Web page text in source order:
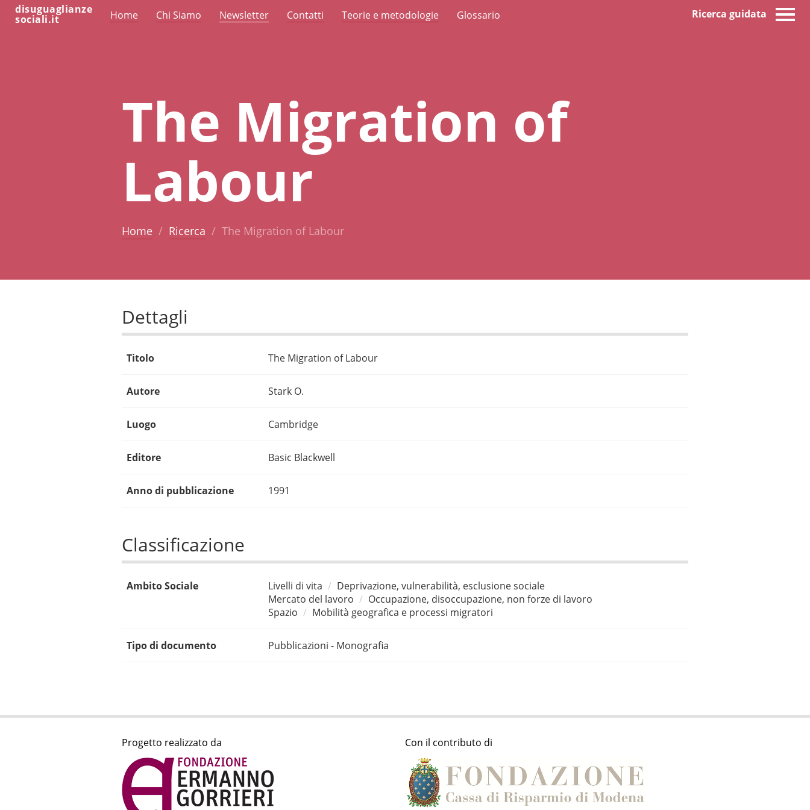
disuguaglianze
sociali.it Home Chi Siamo Newsletter Contatti Teorie e metodologie Glossario Ricerca guidata
The Migration of
Labour
Home Ricerca The Migration of Labour
Dettagli
Titolo The Migration of Labour
Autore Stark O.
Luogo Cambridge
Editore Basic Blackwell
Anno di pubblicazione 1991
Classificazione
Ambito Sociale Livelli di vita
Deprivazione, vulnerabilità, esclusione sociale
Mercato del lavoro
Occupazione, disoccupazione, non forze di lavoro
Spazio
Mobilità geografica e processi migratori
Tipo di documento Pubblicazioni - Monografia
Progetto realizzato da Con il contributo di